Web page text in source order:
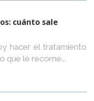
cuánto sale
hacer el tratamiento
que le recome...